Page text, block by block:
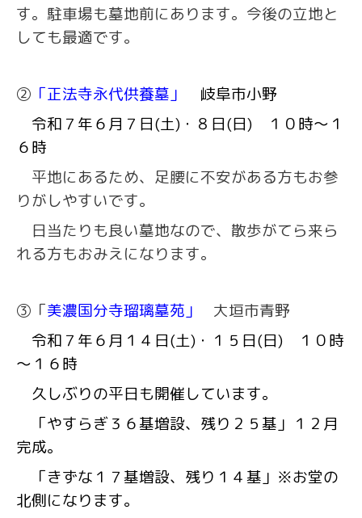
す。駐車場も墓地前にあります。今後の立地と
しても最適です。
② 「正法寺永代供養墓」
岐阜市小野
令和７年６月７日(土)・８日(日) １０時～１
６時
平地にあるため、足腰に不安がある方もお参
りがしやすいです。
日当たりも良い墓地なので、散歩がてら来ら
れる方もおみえになります。
③ 「美濃国分寺瑠璃墓苑」
大垣市青野
令和７年６月１４日(土)・１５日(日) １０時
～１６時
久しぶりの平日も開催しています。
「やすらぎ３６基増設、残り２５基」１２月
完成。
「きずな１７基増設、残り１４基」※お堂の
北側になります。